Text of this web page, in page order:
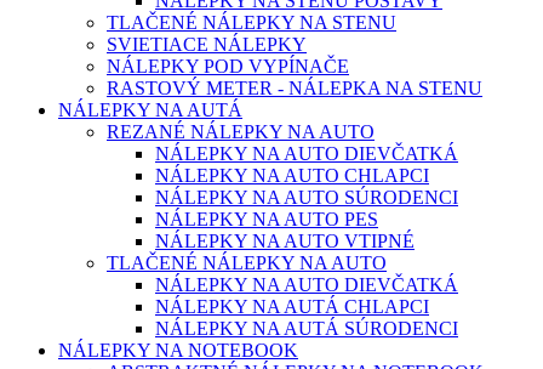
TLAČENÉ NÁLEPKY NA STENU
SVIETIACE NÁLEPKY
NÁLEPKY POD VYPÍNAČE
RASTOVÝ METER - NÁLEPKA NA STENU
NÁLEPKY NA AUTÁ
REZANÉ NÁLEPKY NA AUTO
NÁLEPKY NA AUTO DIEVČATKÁ
NÁLEPKY NA AUTO CHLAPCI
NÁLEPKY NA AUTO SÚRODENCI
NÁLEPKY NA AUTO PES
NÁLEPKY NA AUTO VTIPNÉ
TLAČENÉ NÁLEPKY NA AUTO
NÁLEPKY NA AUTO DIEVČATKÁ
NÁLEPKY NA AUTÁ CHLAPCI
NÁLEPKY NA AUTÁ SÚRODENCI
NÁLEPKY NA NOTEBOOK